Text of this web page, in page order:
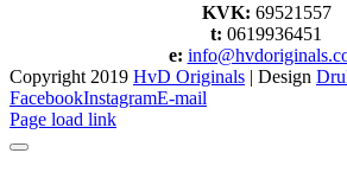
KVK: 69521557
t: 0619936451
e:
Copyright 2019 HvD Originals | Design
FacebookInstagramE-mail
Page load link